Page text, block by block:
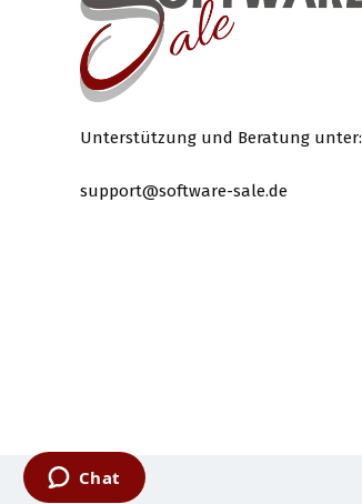
Unterstützung und Beratung unter:
support@software-sale.de